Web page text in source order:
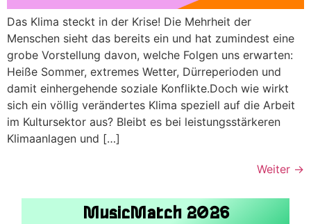
Das Klima steckt in der Krise! Die Mehrheit der
Menschen sieht das bereits ein und hat zumindest eine
grobe Vorstellung davon, welche Folgen uns erwarten:
Heiße Sommer, extremes Wetter, Dürreperioden und
damit einhergehende soziale Konflikte.Doch wie wirkt
sich ein völlig verändertes Klima speziell auf die Arbeit
im Kultursektor aus? Bleibt es bei leistungsstärkeren
Klimaanlagen und […]
Weiter →
MusicMatch 2026